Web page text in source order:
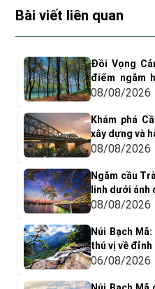
Bài viết liên quan
Đồi Vọng
điểm ngắm
"dính"
08/08/2026
Khám phá
xây dựng và
08/08/2026
Ngắm cầu
linh dưới ánh
08/08/2026
Núi Bạch
thú vị về đỉnh
06/08/2026